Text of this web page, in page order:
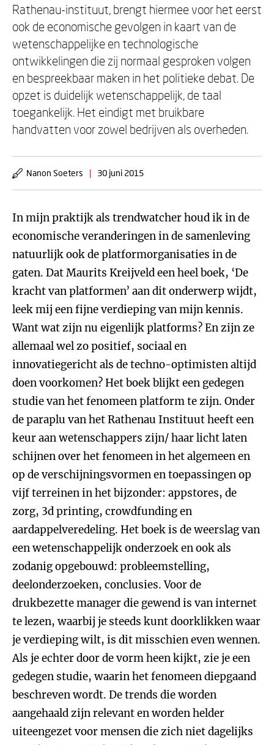
Rathenau-instituut, brengt hiermee voor het eerst
ook de economische gevolgen in kaart van de
wetenschappelijke en technologische
ontwikkelingen die zij normaal gesproken volgen
en bespreekbaar maken in het politieke debat. De
opzet is duidelijk wetenschappelijk, de taal
toegankelijk. Het eindigt met bruikbare
handvatten voor zowel bedrijven als overheden.
Nanon Soeters | 30 juni 2015
In mijn praktijk als trendwatcher houd ik in de
economische veranderingen in de samenleving
natuurlijk ook de platformorganisaties in de
gaten. Dat Maurits Kreijveld een heel boek, ‘De
kracht van platformen’ aan dit onderwerp wijdt,
leek mij een fijne verdieping van mijn kennis.
Want wat zijn nu eigenlijk platforms? En zijn ze
allemaal wel zo positief, sociaal en
innovatiegericht als de techno-optimisten altijd
doen voorkomen? Het boek blijkt een gedegen
studie van het fenomeen platform te zijn. Onder
de paraplu van het Rathenau Instituut heeft een
keur aan wetenschappers zijn/ haar licht laten
schijnen over het fenomeen in het algemeen en
op de verschijningsvormen en toepassingen op
vijf terreinen in het bijzonder: appstores, de
zorg, 3d printing, crowdfunding en
aardappelveredeling. Het boek is de weerslag van
een wetenschappelijk onderzoek en ook als
zodanig opgebouwd: probleemstelling,
deelonderzoeken, conclusies. Voor de
drukbezette manager die gewend is van internet
te lezen, waarbij je steeds kunt doorklikken waar
je verdieping wilt, is dit misschien even wennen.
Als je echter door de vorm heen kijkt, zie je een
gedegen studie, waarin het fenomeen diepgaand
beschreven wordt. De trends die worden
aangehaald zijn relevant en worden helder
uiteengezet voor mensen die zich niet dagelijks